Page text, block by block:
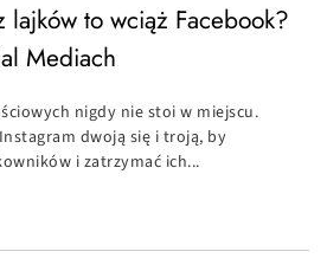
lajków to wciąż Facebook?
Mediach
nigdy nie stoi w miejscu.
dwoją się i troją, by
i zatrzymać ich...